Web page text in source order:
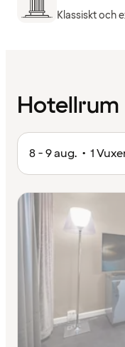
Klassiskt och
Hotellrum
8 - 9 aug. • 1